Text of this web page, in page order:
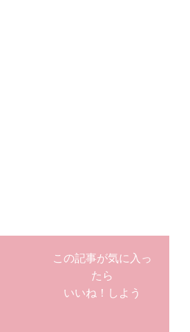
この記事が気に入っ
たら
いいね！しよう